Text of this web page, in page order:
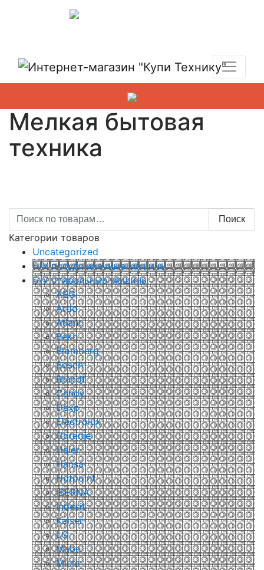
Мелкая бытовая
техника
Искать: Поиск
Категории товаров
Uncategorized
Б/У посудомоечные машины
Б/У стиральные машины
AEG
Ardo
Atlant
Beko
Blomberg
Bosch
Brandt
Candy
Dexp
Electrolux
Gorenje
Haier
Hansa
Hotpoint
IBERNA
Indesit
Kaiser
LG
Mabe
Miele